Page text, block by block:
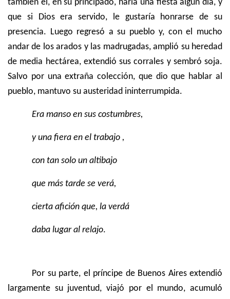
también él, en su principado, haría una fiesta algún día, y
que si Dios era servido, le gustaría honrarse de su
presencia. Luego regresó a su pueblo y, con el mucho
andar de los arados y las madrugadas, amplió su heredad
de media hectárea, extendió sus corrales y sembró soja.
Salvo por una extraña colección, que dio que hablar al
pueblo, mantuvo su austeridad ininterrumpida.
Era manso en sus costumbres,
y una fiera en el trabajo ,
con tan solo un altibajo
que más tarde se verá,
cierta afición que, la verdá
daba lugar al relajo.
Por su parte, el príncipe de Buenos Aires extendió
largamente su juventud, viajó por el mundo, acumuló